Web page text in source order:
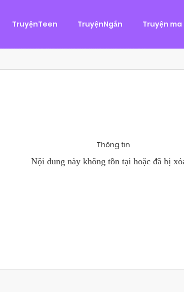
TruyệnTeen TruyệnNgắn Truyện ma
Tình Cảm
Hùng, một tên cướp biển chân chính. Cho đến
Chánh Uy săn lùng ba của Nhã Thụy và...
Thông tin
Nội dung này không tồn tại hoặc đã bị